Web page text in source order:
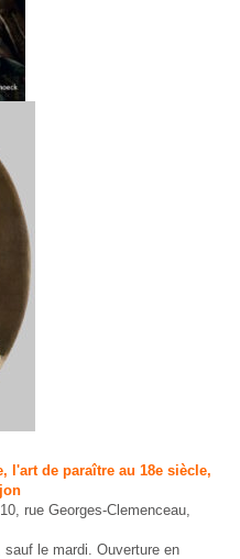
l'art de paraître au 18e siècle,
rue Georges-Clemenceau,
le mardi. Ouverture en